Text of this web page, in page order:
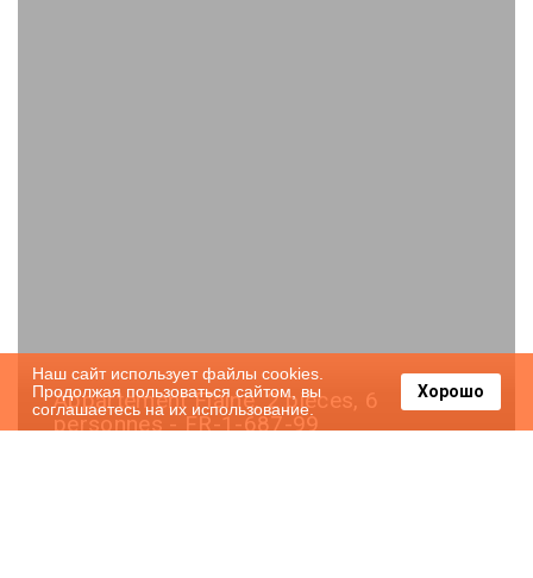
Appartement Flaine, 2 pièces, 6
personnes - FR-1-687-99
Наш сайт использует файлы cookies.
Продолжая пользоваться сайтом, вы
соглашаетесь на их использование.
Хорошо